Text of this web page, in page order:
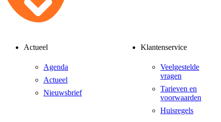
Actueel
Agenda
Actueel
Nieuwsbrief
Klantenservice
Veelgestelde
vragen
Tarieven en
voorwaarden
Huisregels